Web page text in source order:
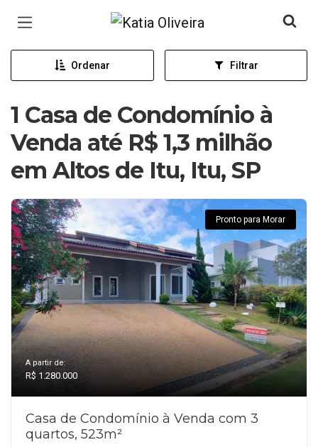
Página inicial
Ordenar Filtrar
1 Casa de Condomínio à
Venda até R$ 1,3 milhão
em Altos de Itu, Itu, SP
Pronto para Morar
A partir de:
R$ 1.280.000
Casa de Condomínio à Venda com 3
quartos, 523m²